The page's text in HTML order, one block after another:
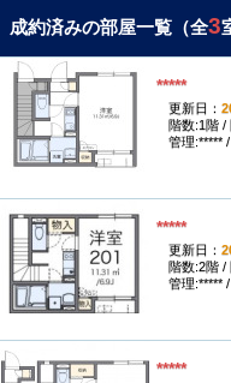
成約済みの部屋一覧（全3
*****
更新日：
階数:1階 /
管理:*****
*****
更新日：
階数:2階 /
管理:*****
*****